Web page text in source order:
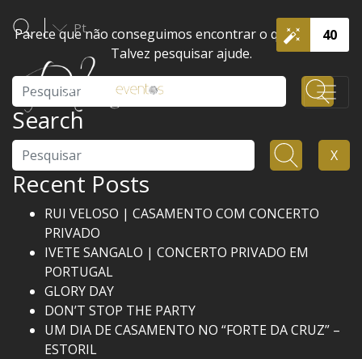
40
Pt
Parece que não conseguimos encontrar o que procura.
Talvez pesquisar ajude.
Search
Pesquisar X
Recent Posts
RUI VELOSO | CASAMENTO COM CONCERTO
PRIVADO
IVETE SANGALO | CONCERTO PRIVADO EM
PORTUGAL
GLORY DAY
DON’T STOP THE PARTY
UM DIA DE CASAMENTO NO “FORTE DA CRUZ” –
ESTORIL